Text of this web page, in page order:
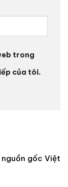
trong
của tôi.
gốc Việt